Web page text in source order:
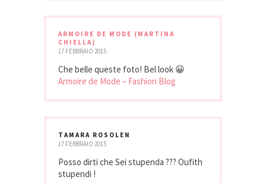
ARMOIRE DE MODE (MARTINA
CHIELLA)
17 FEBBRAIO 2015
Che belle queste foto! Bel look 😀
Armoire de Mode – Fashion Blog
TAMARA ROSOLEN
17 FEBBRAIO 2015
Posso dirti che Sei stupenda ??? Oufith
stupendi !